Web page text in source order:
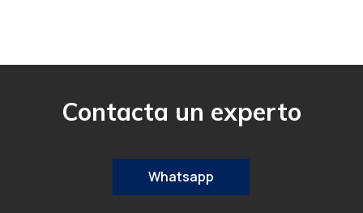
Contacta un experto
Whatsapp